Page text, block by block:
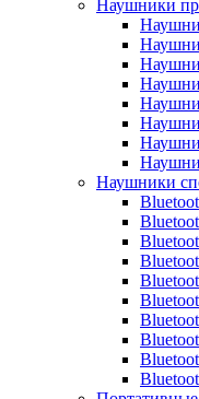
Наушники
Наушники